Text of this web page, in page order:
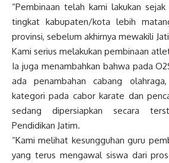
“Pembinaan telah kami lakukan
tingkat kabupaten/kota lebih
provinsi, sebelum akhirnya mewakili
Kami serius melakukan pembinaan
Ia juga menambahkan bahwa pada
ada penambahan cabang
kategori pada cabor karate dan
sedang dipersiapkan secara
Pendidikan Jatim.
“Kami melihat kesungguhan guru
yang terus mengawal siswa dari